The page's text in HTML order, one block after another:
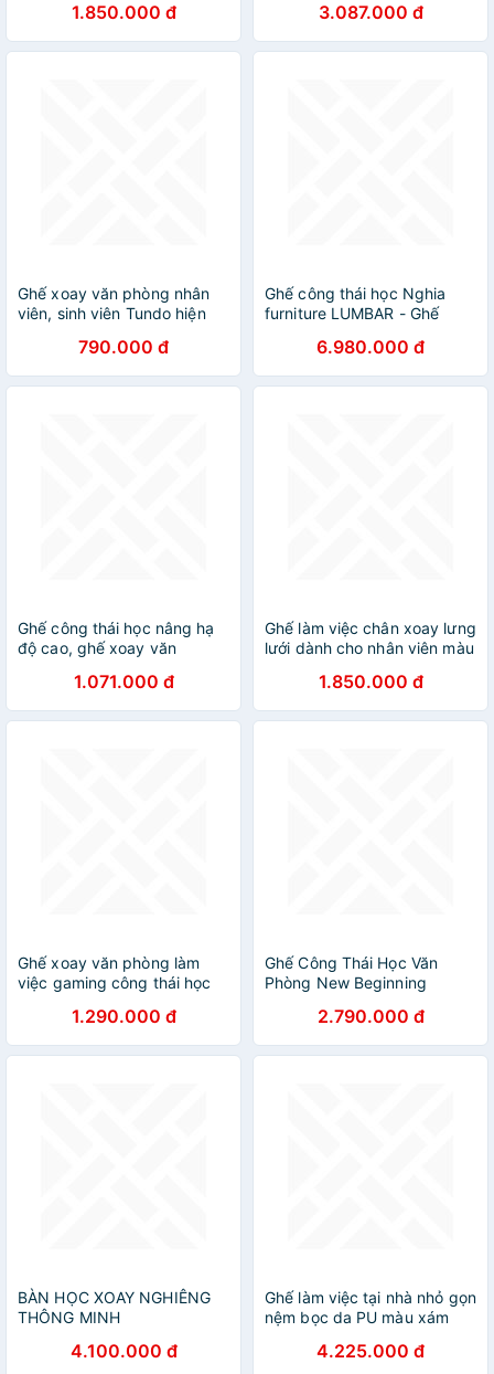
T chắc chắn chân nhựa
xoay màu trắng bền đẹp
1.850.000 đ
Thông Minh, Có Ngả Lưng,
Lưới Thoáng Khí, Chân Xoay
Tiện Ích, Đệm Ghế Êm Aí -
3.087.000 đ
Ghế xoay văn phòng nhân
viên, sinh viên Tundo hiện
790.000 đ
Ghế công thái học Nghia
furniture LUMBAR - Ghế
nhiều tính năng khủng
6.980.000 đ
Ghế công thái học nâng hạ
độ cao, ghế xoay văn
sở, New Beginning ECE588
1.071.000 đ
Ghế làm việc chân xoay lưng
lưới dành cho nhân viên màu
morden chair / Ghế học bài
nhỏ gọn dành cho học sinh
cấp 2 , cấp 3 HCM cao cấp
1.850.000 đ
Ghế xoay văn phòng làm
việc gaming công thái học
1.290.000 đ
Ghế Công Thái Học Văn
Phòng New Beginning
Lưới, Kèm Tựa Đầu, Tay Đa
Năng
2.790.000 đ
BÀN HỌC XOAY NGHIÊNG
THÔNG MINH
4.100.000 đ
Ghế làm việc tại nhà nhỏ gọn
nệm bọc da PU màu xám
Ghế xoay học sinh học bài
4.225.000 đ